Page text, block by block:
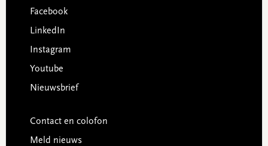
Facebook
LinkedIn
Instagram
Youtube
Nieuwsbrief
Contact en colofon
Meld nieuws